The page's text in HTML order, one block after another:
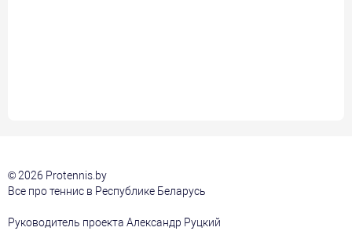
© 2026 Protennis.by
Все про теннис в Республике Беларусь
Руководитель проекта Александр Руцкий